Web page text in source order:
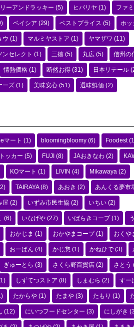
ーアンドラッキー (5) ヒバリヤ (1) ファ
ベイシア (29) ベストプライス (5) ホッ
ウ (1) マルミヤストア (1) ヤマザワ (11)
ンセレクト (1) 三徳 (5) 丸広 (5) 信州の
情熱価格 (1) 断然お得 (31) 日本リテール
ーズ (1) 美味安心 (51) 選味鮮価 (2)
マート (1) bloomingbloomy (6) Foodest
ッカー (5) FUJI (8) JAおきなわ (2)
KOマート (1) LIVIN (4) Mikawaya (2)
TAIRAYA(8) あおき (2) あんくる夢市
屋 (2) いずみ市民生協 (2) いちい (2)
(6) いなげや (27) いばらきコープ(1)
おかじま (1) おかやまコープ(1) おくや
おーばん (4) かじ惣 (1) かねひで (3)
ぎゅーとら (3) さくら野百貨店 (2) さとう
しずてつストア (8) しまむら (2) すー
たからや (1) たまや (3) たもり (1)
(12) にいつフードセンター (3) にしがき